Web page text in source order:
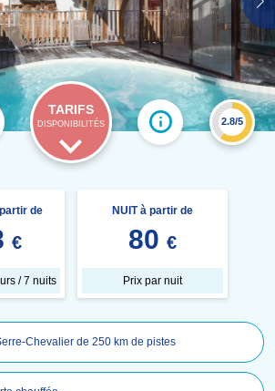
TARIFS
DISPONIBILITÉS 2.8/5
de
€
/ 7 nuits
NUIT à partir de
80 €
Prix par nuit
Chevalier de 250 km de pistes